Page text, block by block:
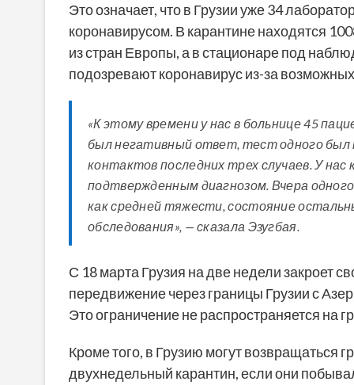
Это означает, что в Грузии уже 34
коронавирусом. В карантине находятся
из стран Европы, а в стационаре под
подозревают коронавирус из-за
«К этому времени у нас в больнице 45
был негативный ответ, тест одного
контактов последних трех случаев. У
подтвержденным диагнозом. Вчера
как средней тяжести, состояние
обследования», — сказала Эзугбая.
С 18 марта Грузия на две недели закроет
передвижение через границы Грузии с
Это ограничение не распространяется на
Кроме того, в Грузию могут возвращаться
двухнедельный карантин, если они